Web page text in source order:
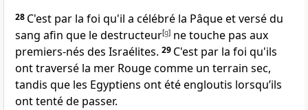
28 C'est par la foi qu'il a célébré la Pâque et versé du
sang afin que le destructeur[g] ne touche pas aux
premiers-nés des Israélites. 29 C'est par la foi qu'ils
ont traversé la mer Rouge comme un terrain sec,
tandis que les Egyptiens ont été engloutis lorsqu’ils
ont tenté de passer.